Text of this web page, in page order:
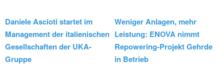
Daniele Ascioti startet im
Management der italienischen
Gesellschaften der UKA-
Gruppe
Weniger Anlagen, mehr
Leistung: ENOVA nimmt
Repowering-Projekt Gehrde
in Betrieb